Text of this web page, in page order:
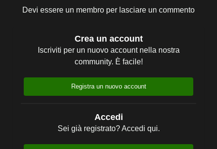
Devi essere un membro per lasciare un commento
Crea un account
Iscriviti per un nuovo account nella nostra
community. È facile!
Registra un nuovo account
Accedi
Sei già registrato? Accedi qui.